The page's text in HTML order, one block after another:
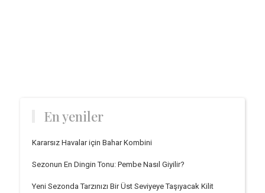
En yeniler
Kararsız Havalar için Bahar Kombini
Sezonun En Dingin Tonu: Pembe Nasıl Giyilir?
Yeni Sezonda Tarzınızı Bir Üst Seviyeye Taşıyacak Kilit